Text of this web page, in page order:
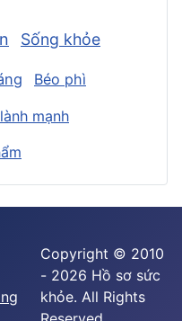
Sống khỏe
Béo phì
mạnh
Copyright © 2010
- 2026 Hồ sơ sức
khỏe. All Rights